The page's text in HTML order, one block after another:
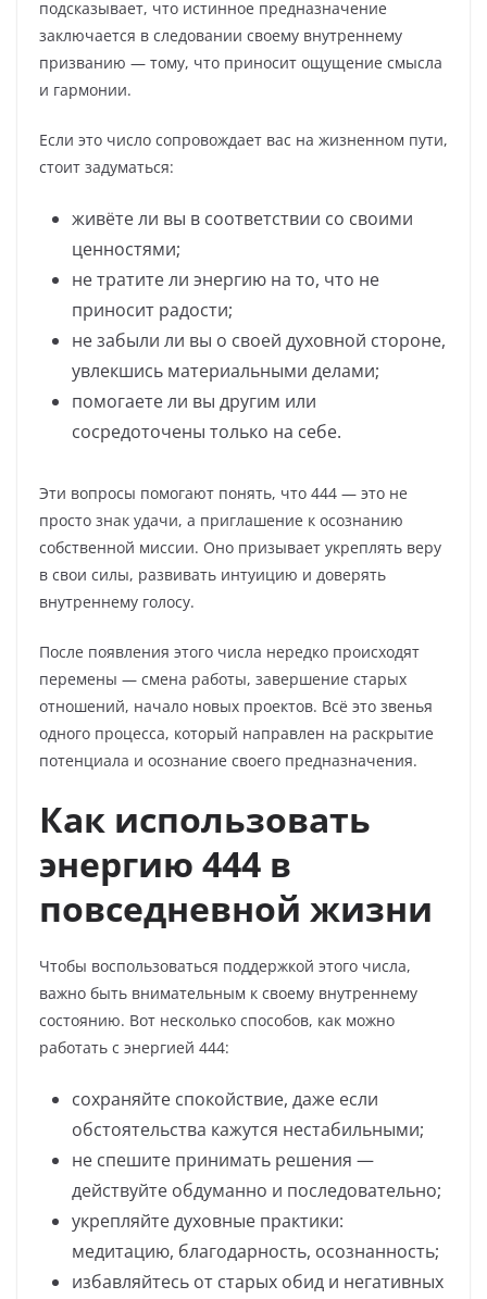
подсказывает, что истинное предназначение
заключается в следовании своему внутреннему
призванию — тому, что приносит ощущение смысла
и гармонии.
Если это число сопровождает вас на жизненном пути,
стоит задуматься:
живёте ли вы в соответствии со своими
ценностями;
не тратите ли энергию на то, что не
приносит радости;
не забыли ли вы о своей духовной стороне,
увлекшись материальными делами;
помогаете ли вы другим или
сосредоточены только на себе.
Эти вопросы помогают понять, что 444 — это не
просто знак удачи, а приглашение к осознанию
собственной миссии. Оно призывает укреплять веру
в свои силы, развивать интуицию и доверять
внутреннему голосу.
После появления этого числа нередко происходят
перемены — смена работы, завершение старых
отношений, начало новых проектов. Всё это звенья
одного процесса, который направлен на раскрытие
потенциала и осознание своего предназначения.
Как использовать
энергию 444 в
повседневной жизни
Чтобы воспользоваться поддержкой этого числа,
важно быть внимательным к своему внутреннему
состоянию. Вот несколько способов, как можно
работать с энергией 444:
сохраняйте спокойствие, даже если
обстоятельства кажутся нестабильными;
не спешите принимать решения —
действуйте обдуманно и последовательно;
укрепляйте духовные практики:
медитацию, благодарность, осознанность;
избавляйтесь от старых обид и негативных